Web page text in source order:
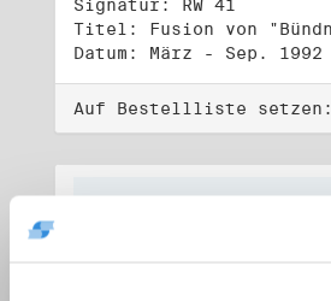
Signatur: RW 41
Datum: März - Sep. 1992
Auf Bestellliste setzen: